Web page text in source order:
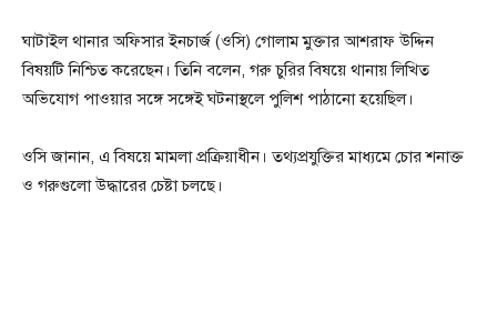
ঘাটাইল থানার অফিসার ইনচার্জ (ওসি) গোলাম মুক্তার আশরাফ উদ্দিন
বিষয়টি নিশ্চিত করেছেন। তিনি বলেন, গরু চুরির বিষয়ে থানায় লিখিত
অভিযোগ পাওয়ার সঙ্গে সঙ্গেই ঘটনাস্থলে পুলিশ পাঠানো হয়েছিল।
ওসি জানান, এ বিষয়ে মামলা প্রক্রিয়াধীন। তথ্যপ্রযুক্তির মাধ্যমে চোর শনাক্ত
ও গরুগুলো উদ্ধারের চেষ্টা চলছে।